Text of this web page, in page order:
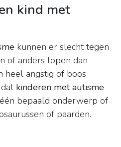
kind met
kunnen er slecht tegen
of anders lopen dan
heel angstig of boos
kinderen met autisme
bepaald onderwerp of
of paarden.